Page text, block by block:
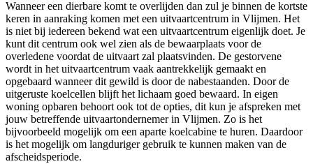
Wanneer een dierbare komt te overlijden dan zul je binnen de kortste
keren in aanraking komen met een uitvaartcentrum in Vlijmen. Het
is niet bij iedereen bekend wat een uitvaartcentrum eigenlijk doet. Je
kunt dit centrum ook wel zien als de bewaarplaats voor de
overledene voordat de uitvaart zal plaatsvinden. De gestorvene
wordt in het uitvaartcentrum vaak aantrekkelijk gemaakt en
opgebaard wanneer dit gewild is door de nabestaanden. Door de
uitgeruste koelcellen blijft het lichaam goed bewaard. In eigen
woning opbaren behoort ook tot de opties, dit kun je afspreken met
jouw betreffende uitvaartondernemer in Vlijmen. Zo is het
bijvoorbeeld mogelijk om een aparte koelcabine te huren. Daardoor
is het mogelijk om langduriger gebruik te kunnen maken van de
afscheidsperiode.